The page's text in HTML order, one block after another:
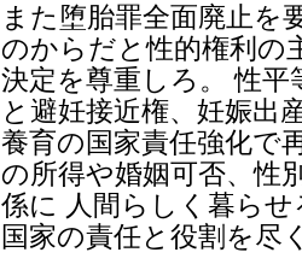
また堕胎罪全面廃止を
のからだと性的権利の
決定を尊重しろ。 性平
と避妊接近権、妊娠出
養育の国家責任強化で
の所得や婚姻可否、性
係に 人間らしく暮ら
国家の責任と役割を尽